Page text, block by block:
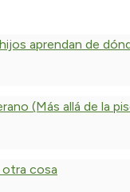
aprendan de
(Más allá de la
otra cosa